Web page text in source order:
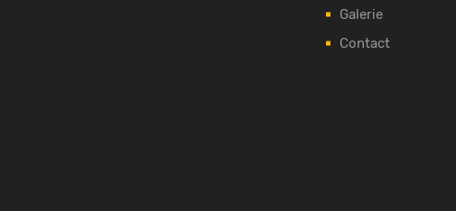
Galerie
Contact